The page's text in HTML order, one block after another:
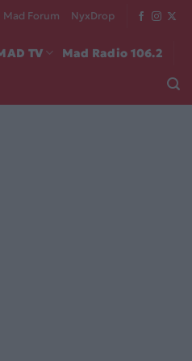
Mad Forum NyxDrop
TV Mad Radio 106.2